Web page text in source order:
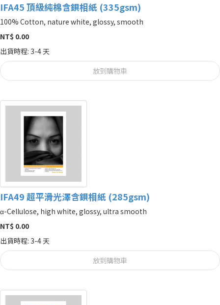
IFA45 頂級純棉含鋇相紙 (335gsm)
100% Cotton, nature white, glossy, smooth
NT$ 0.00
出貨時程: 3-4 天
放到購物車
IFA49 超平滑光澤含鋇相紙 (285gsm)
α-Cellulose, high white, glossy, ultra smooth
NT$ 0.00
出貨時程: 3-4 天
放到購物車